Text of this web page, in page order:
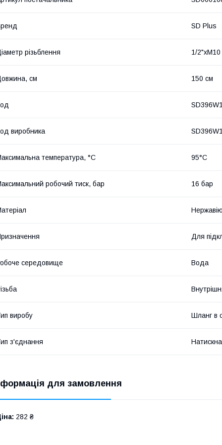
SD Plus
різьблення 1/2"хМ10
см 150 см
виробника
температура, °C 95°C
робочий тиск, бар 16 бар
Для
середовище Вода
виробу Шланг в
з'єднання
для замовлення
282 ₴